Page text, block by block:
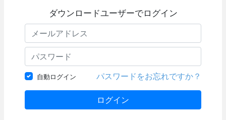
ダウンロードユーザーでログイン
自動ログイン パスワードをお忘れですか？
ログイン